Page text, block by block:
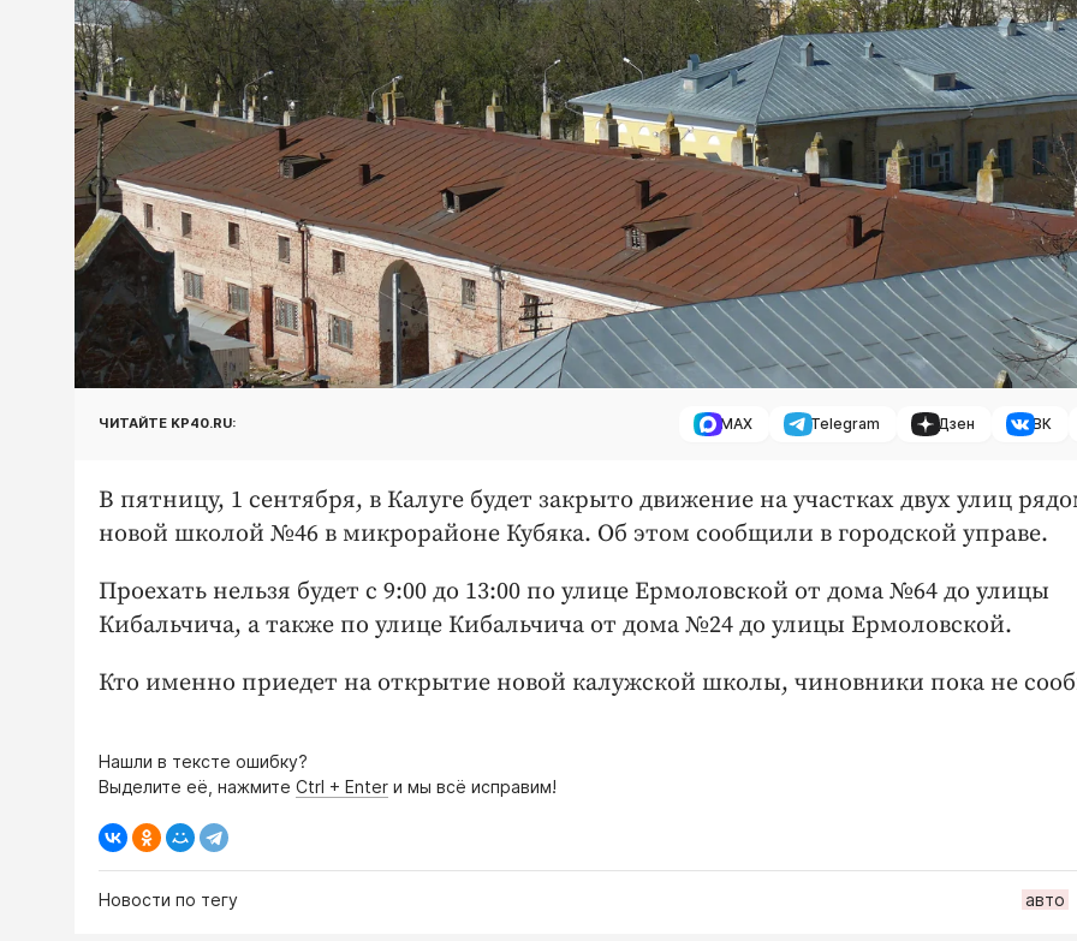
ЧИТАЙТЕ KP40.RU: MAX Telegram Дзен ВК
В пятницу, 1 сентября, в Калуге будет закрыто движение на участках двух улиц
новой школой №46 в микрорайоне Кубяка. Об этом сообщили в городской управе.
Проехать нельзя будет с 9:00 до 13:00 по улице Ермоловской от дома №64 до улицы
Кибальчича, а также по улице Кибальчича от дома №24 до улицы Ермоловской.
Кто именно приедет на открытие новой калужской школы, чиновники пока не
Нашли в тексте ошибку?
Выделите её, нажмите Ctrl + Enter и мы всё исправим!
Новости по тегу авто